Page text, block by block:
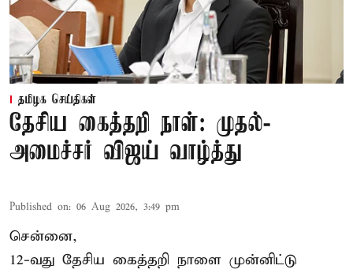
தமிழக செய்திகள்
தேசிய கைத்தறி நாள்: முதல்-
அமைச்சர் விஜய் வாழ்த்து
Published on: 06 Aug 2026, 3:49 pm
சென்னை,
12-வது தேசிய கைத்தறி நாளை முன்னிட்டு